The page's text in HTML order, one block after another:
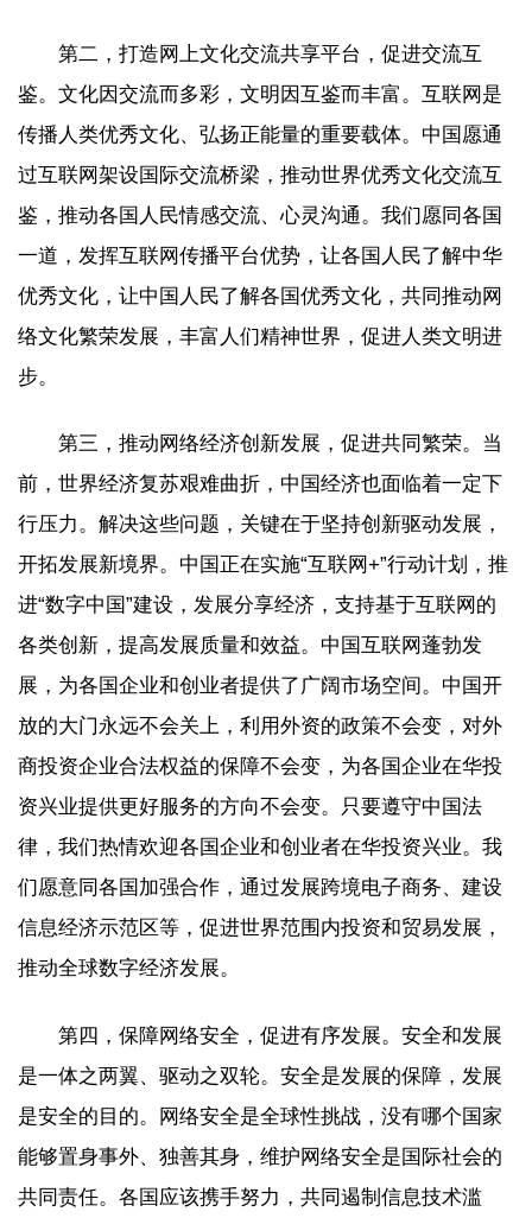
第二，打造网上文化交流共享平台，促进交流互
鉴。文化因交流而多彩，文明因互鉴而丰富。互联网是
传播人类优秀文化、弘扬正能量的重要载体。中国愿通
过互联网架设国际交流桥梁，推动世界优秀文化交流互
鉴，推动各国人民情感交流、心灵沟通。我们愿同各国
一道，发挥互联网传播平台优势，让各国人民了解中华
优秀文化，让中国人民了解各国优秀文化，共同推动网
络文化繁荣发展，丰富人们精神世界，促进人类文明进
步。
第三，推动网络经济创新发展，促进共同繁荣。当
前，世界经济复苏艰难曲折，中国经济也面临着一定下
行压力。解决这些问题，关键在于坚持创新驱动发展，
开拓发展新境界。中国正在实施“互联网+”行动计划，推
进“数字中国”建设，发展分享经济，支持基于互联网的
各类创新，提高发展质量和效益。中国互联网蓬勃发
展，为各国企业和创业者提供了广阔市场空间。中国开
放的大门永远不会关上，利用外资的政策不会变，对外
商投资企业合法权益的保障不会变，为各国企业在华投
资兴业提供更好服务的方向不会变。只要遵守中国法
律，我们热情欢迎各国企业和创业者在华投资兴业。我
们愿意同各国加强合作，通过发展跨境电子商务、建设
信息经济示范区等，促进世界范围内投资和贸易发展，
推动全球数字经济发展。
第四，保障网络安全，促进有序发展。安全和发展
是一体之两翼、驱动之双轮。安全是发展的保障，发展
是安全的目的。网络安全是全球性挑战，没有哪个国家
能够置身事外、独善其身，维护网络安全是国际社会的
共同责任。各国应该携手努力，共同遏制信息技术滥